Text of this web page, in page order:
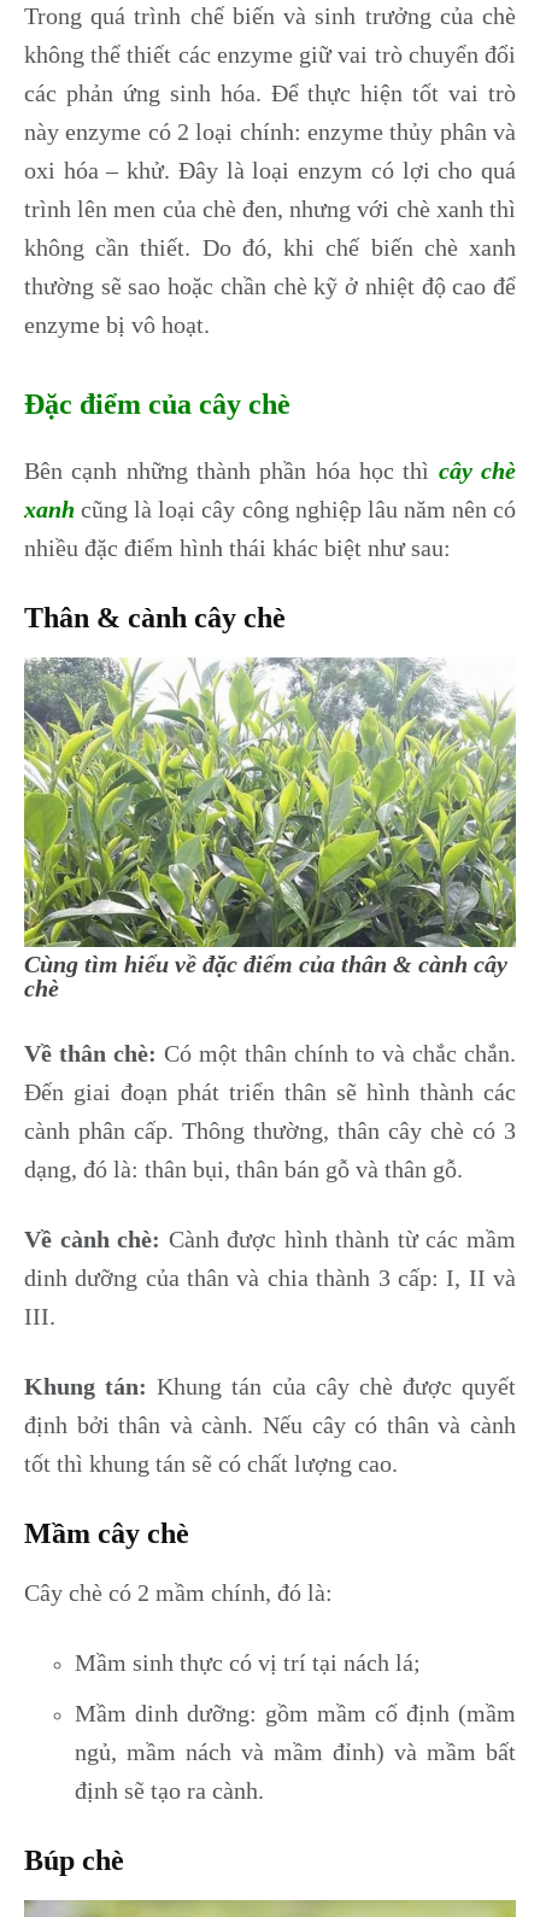
Trong quá trình chế biến và sinh trưởng của chè
không thể thiết các enzyme giữ vai trò chuyển đổi
các phản ứng sinh hóa. Để thực hiện tốt vai trò
này enzyme có 2 loại chính: enzyme thủy phân và
oxi hóa – khử. Đây là loại enzym có lợi cho quá
trình lên men của chè đen, nhưng với chè xanh thì
không cần thiết. Do đó, khi chế biến chè xanh
thường sẽ sao hoặc chần chè kỹ ở nhiệt độ cao để
enzyme bị vô hoạt.
Đặc điểm của cây chè
Bên cạnh những thành phần hóa học thì cây chè
xanh cũng là loại cây công nghiệp lâu năm nên có
nhiều đặc điểm hình thái khác biệt như sau:
Thân & cành cây chè
Cùng tìm hiểu về đặc điểm của thân & cành cây
chè
Về thân chè: Có một thân chính to và chắc chắn.
Đến giai đoạn phát triển thân sẽ hình thành các
cành phân cấp. Thông thường, thân cây chè có 3
dạng, đó là: thân bụi, thân bán gỗ và thân gỗ.
Về cành chè: Cành được hình thành từ các mầm
dinh dưỡng của thân và chia thành 3 cấp: I, II và
III.
Khung tán: Khung tán của cây chè được quyết
định bởi thân và cành. Nếu cây có thân và cành
tốt thì khung tán sẽ có chất lượng cao.
Mầm cây chè
Cây chè có 2 mầm chính, đó là:
Mầm sinh thực có vị trí tại nách lá;
Mầm dinh dưỡng: gồm mầm cố định (mầm
ngủ, mầm nách và mầm đỉnh) và mầm bất
định sẽ tạo ra cành.
Búp chè